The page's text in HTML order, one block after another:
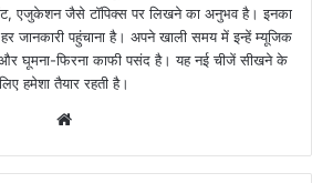
एजुकेशन जैसे टॉपिक्स पर लिखने का अनुभव है। इनका
जानकारी पहुंचाना है। अपने खाली समय में इन्हें म्यूजिक
और घूमना-फिरना काफी पसंद है। यह नई चीजें सीखने के
लिए हमेशा तैयार रहती है।